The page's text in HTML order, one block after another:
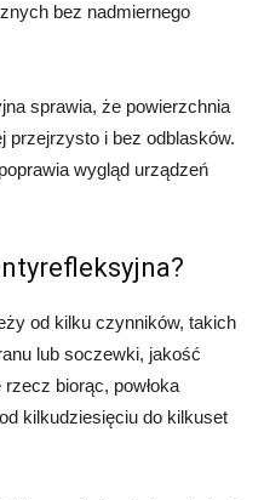
bez nadmiernego
sprawia, że powierzchnia
przejrzysto i bez odblasków.
wygląd urządzeń
od kilku czynników, takich
lub soczewki, jakość
biorąc, powłoka
kilkudziesięciu do kilkuset